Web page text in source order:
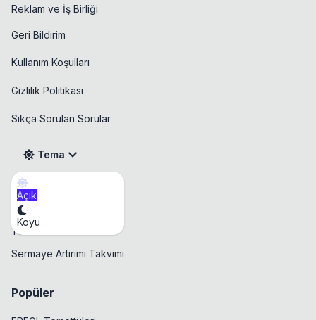
Reklam ve İş Birliği
Geri Bildirim
Kullanım Koşulları
Gizlilik Politikası
Sıkça Sorulan Sorular
Tema
Açık
Koyu
Takvim
Temettü Takvimi
Sermaye Artırımı Takvimi
Popüler